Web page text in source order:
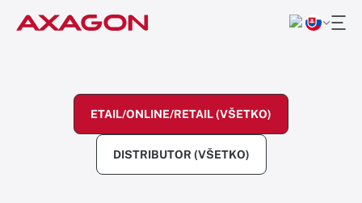
ETAIL/ONLINE/RETAIL (VŠETKO)
DISTRIBUTOR (VŠETKO)